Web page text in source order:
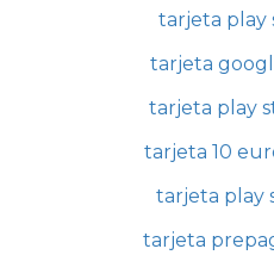
tarjeta play
tarjeta
tarjeta play
tarjeta 10
tarjeta play
tarjeta